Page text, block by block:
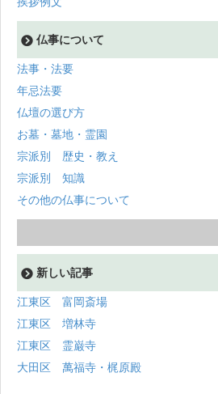
仏事について
法事・法要
年忌法要
仏壇の選び方
お墓・墓地・霊園
宗派別 歴史・教え
宗派別 知識
その他の仏事について
新しい記事
江東区 富岡斎場
江東区 増林寺
江東区 霊巌寺
大田区 萬福寺・梶原殿